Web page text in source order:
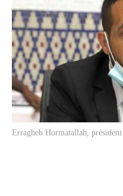
Erragheb Hormatallah,